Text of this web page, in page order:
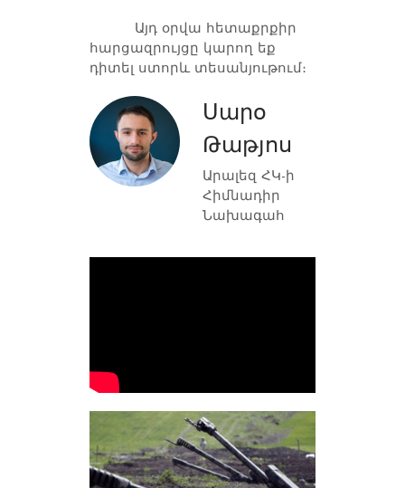
Այդ օրվա հետաքրքիր
հարցազրույցը կարող եք
դիտել ստորև տեսանյութում։
Սարօ
Թաթյոս
Արալեզ ՀԿ-ի
Հիմնադիր
Նախագահ